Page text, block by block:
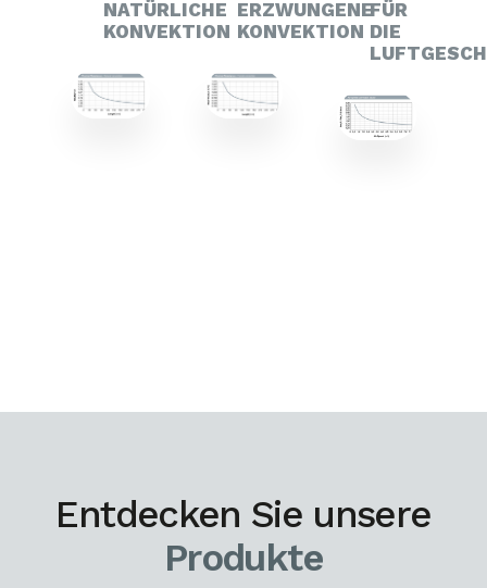
NATÜRLICHE
KONVEKTION
ERZWUNGENE
KONVEKTION
FÜR
DIE
Entdecken Sie unsere
Produkte